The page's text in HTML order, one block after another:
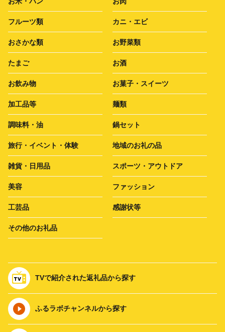
フルーツ類 カニ・エビ
おさかな類 お野菜類
たまご お酒
お飲み物 お菓子・スイーツ
加工品等 麺類
調味料・油 鍋セット
旅行・イベント・体験 地域のお礼の品
雑貨・日用品 スポーツ・アウトドア
美容 ファッション
工芸品 感謝状等
その他のお礼品
TVで紹介された返礼品から探す
ふるラボチャンネルから探す